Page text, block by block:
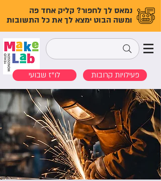
נמאס לך לחפור? קליק אחד פה
ומשה הבוט ימצא לך את כל התשובות
לו"ז שבועי פעילויות קרובות